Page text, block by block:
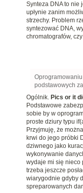
Synteza DNA to nie
upłynie zanim
strzechy. Problem
syntezować DNA,
chromatografów,
podstawowych
Ogólnik. Pics or it
Podstawowe
sobie by w
proste dziury typu
Przyjmuję, że
krwi do jego próbki
dziwnego jako
wykonywanie
wydaje mi się nieco
trzeba jeszcze
wiarygodnie gdyby
spreparowanych